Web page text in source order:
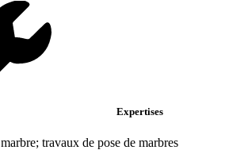
Expertises
travaux de pose de marbres